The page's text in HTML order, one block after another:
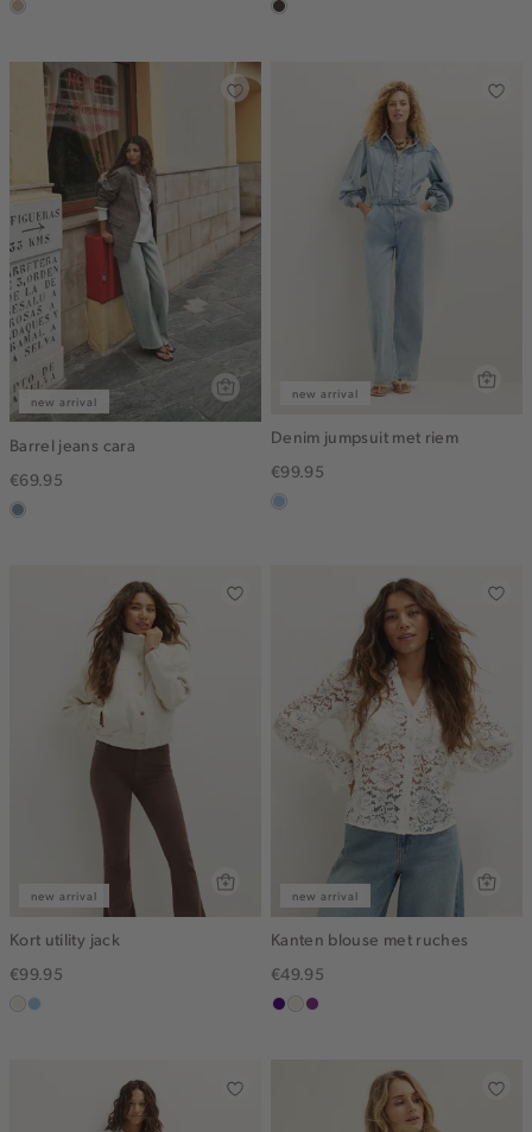
lichtzand
choco
new arrival
Barrel jeans cara
€69.95
dusty
new arrival
Denim jumpsuit met riem
€99.95
blauw,
new arrival
Kort utility jack
€99.95
ecrulichtblauw
new arrival
Kanten blouse met ruches
€49.95
indigo
ecrumiddenpaars